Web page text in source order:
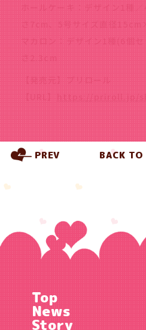
ホールケーキ：デザイン1種
さ7cm、5号サイズ直径
マカロン：デザイン1種(6個
さ2.3cm
【発売元】プリロール
【URL】
https://priroll.jp/
PREV BACK
Top
News
Story